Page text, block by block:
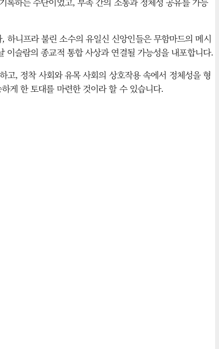
하니프라 불린 소수의 유일신 신앙인들은 무함마드의 메시
이슬람의 종교적 통합 사상과 연결될 가능성을 내포합니다.
고, 정착 사회와 유목 사회의 상호작용 속에서 정체성을 형
게 한 토대를 마련한 것이라 할 수 있습니다.